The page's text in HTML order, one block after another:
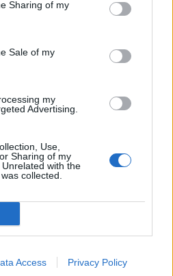
Sharing of my
Sale of my
my
Advertising.
Use,
Sharing of my
with the
collected.
Access Privacy Policy